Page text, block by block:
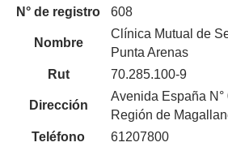
N° de registro 608
Nombre
Clínica Mutual de
Punta Arenas
Rut
70.285.100-9
Dirección
Avenida España
Región de
Teléfono
61207800